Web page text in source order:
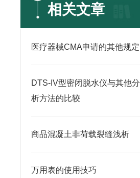
相关文章
医疗器械CMA申请的其他规定
DTS-IV型密闭脱水仪与其他分
析方法的比较
商品混凝土非荷载裂缝浅析
万用表的使用技巧